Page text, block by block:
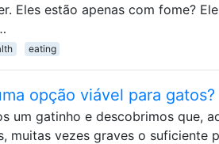
Eles estão apenas com fome?
eating
opção viável para gatos?
um gatinho e descobrimos que,
muitas vezes graves o suficiente